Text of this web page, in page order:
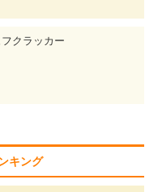
クラッカー
キング